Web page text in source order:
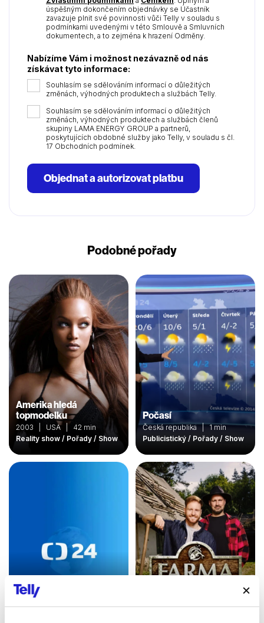
úspěšným dokončením objednávky se Účastník
zavazuje plnit své povinnosti vůči Telly v souladu s
podmínkami uvedenými v této Smlouvě a Smluvních
dokumentech, a to zejména k hrazení Odměny.
Nabízíme Vám i možnost nezávazně od nás
získávat tyto informace:
Souhlasím se sdělováním informací o důležitých
změnách, výhodných produktech a službách Telly.
Souhlasím se sdělováním informací o důležitých
změnách, výhodných produktech a službách členů
skupiny LAMA ENERGY GROUP a partnerů,
poskytujících obdobné služby jako Telly, v souladu s čl.
17 Obchodních podmínek.
Objednat a autorizovat platbu
Podobné pořady
Amerika hledá
topmodelku
2003 | USA | 42 min
Reality show / Pořady / Show
Počasí
Česká republika | 1 min
Publicistický / Pořady / Show
Studio ČT24
2010 | Česká republika |
2025 | Česká republika | 60
min